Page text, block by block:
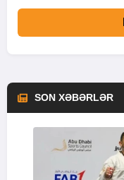
SON XƏBƏRLƏR